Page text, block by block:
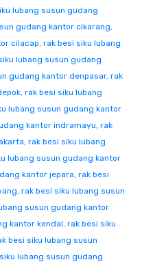
lubang susun gudang
gudang kantor cikarang,
cilacap, rak besi siku lubang
lubang susun gudang
gudang kantor denpasar, rak
, rak besi siku lubang
lubang susun gudang kantor
kantor indramayu, rak
, rak besi siku lubang
lubang susun gudang kantor
kantor jepara, rak besi
, rak besi siku lubang susun
susun gudang kantor
kantor kendal, rak besi siku
besi siku lubang susun
lubang susun gudang